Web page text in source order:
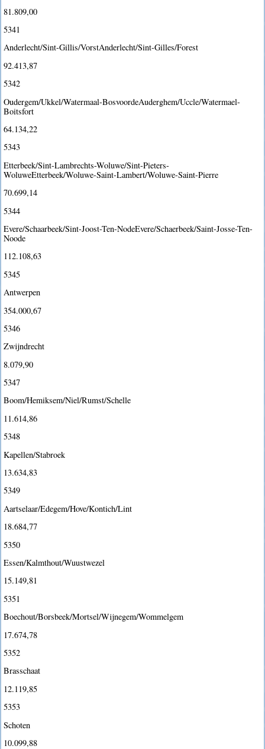
81.809,00
5341
Anderlecht/Sint-Gillis/VorstAnderlecht/Sint-Gilles/Forest
92.413,87
5342
Oudergem/Ukkel/Watermaal-BosvoordeAuderghem/Uccle/Watermael-
Boitsfort
64.134,22
5343
Etterbeek/Sint-Lambrechts-Woluwe/Sint-Pieters-
WoluweEtterbeek/Woluwe-Saint-Lambert/Woluwe-Saint-Pierre
70.699,14
5344
Evere/Schaarbeek/Sint-Joost-Ten-NodeEvere/Schaerbeek/Saint-Josse-Ten-
Noode
112.108,63
5345
Antwerpen
354.000,67
5346
Zwijndrecht
8.079,90
5347
Boom/Hemiksem/Niel/Rumst/Schelle
11.614,86
5348
Kapellen/Stabroek
13.634,83
5349
Aartselaar/Edegem/Hove/Kontich/Lint
18.684,77
5350
Essen/Kalmthout/Wuustwezel
15.149,81
5351
Boechout/Borsbeek/Mortsel/Wijnegem/Wommelgem
17.674,78
5352
Brasschaat
12.119,85
5353
Schoten
10.099,88